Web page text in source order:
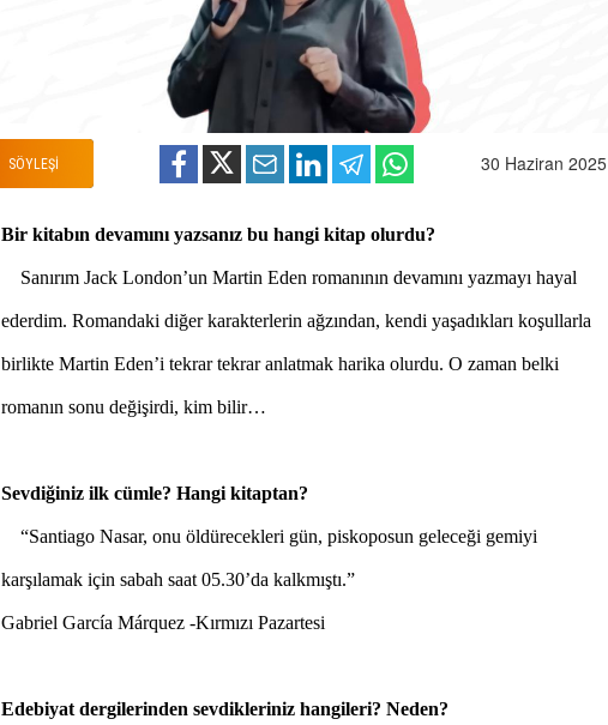
SÖYLEŞİ 30 Haziran 2025
Bir kitabın devamını yazsanız bu hangi kitap olurdu?
Sanırım Jack London’un Martin Eden romanının devamını yazmayı hayal
ederdim. Romandaki diğer karakterlerin ağzından, kendi yaşadıkları koşullarla
birlikte Martin Eden’i tekrar tekrar anlatmak harika olurdu. O zaman belki
romanın sonu değişirdi, kim bilir…
Sevdiğiniz ilk cümle? Hangi kitaptan?
“Santiago Nasar, onu öldürecekleri gün, piskoposun geleceği gemiyi
karşılamak için sabah saat 05.30’da kalkmıştı.”
Gabriel García Márquez -Kırmızı Pazartesi
Edebiyat dergilerinden sevdikleriniz hangileri? Neden?